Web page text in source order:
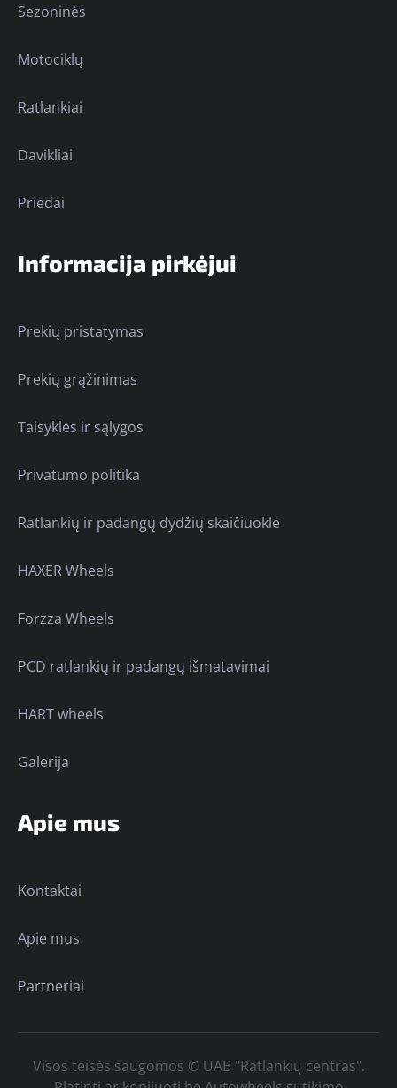
Sezoninės
Motociklų
Ratlankiai
Davikliai
Priedai
Informacija pirkėjui
Prekių pristatymas
Prekių grąžinimas
Taisyklės ir sąlygos
Privatumo politika
Ratlankių ir padangų dydžių skaičiuoklė
HAXER Wheels
Forzza Wheels
PCD ratlankių ir padangų išmatavimai
HART wheels
Galerija
Apie mus
Kontaktai
Apie mus
Partneriai
Visos teisės saugomos © UAB "Ratlankių centras".